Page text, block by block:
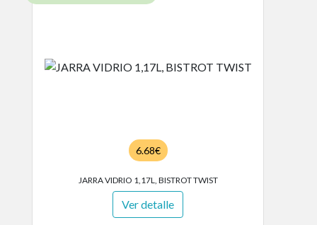
6.68€
JARRA VIDRIO 1,17L, BISTROT TWIST
Ver detalle